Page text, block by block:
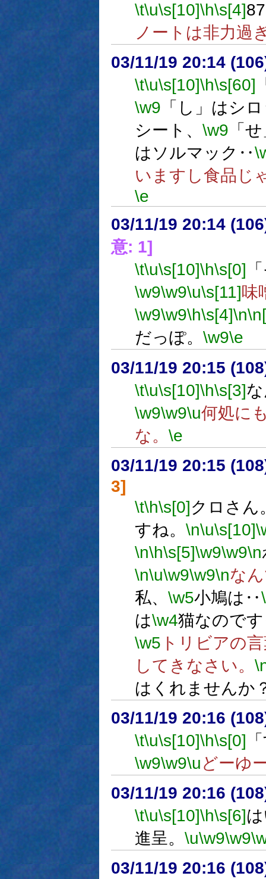
\t\u\s[10]\h\s[4]
ノートは非力過
03/11/19 20:14
\t\u\s[10]\h\s[60]
\w9 「し」はシ
シート、 \w9 「
はソルマック‥
いますし食品じ
\e
03/11/19 20:14
意: 1]
\t\u\s[10]\h\s[0]
\w9\w9\u\s[11]味
\w9\w9\h\s[4]\n
だっぽ。 \w9\e
03/11/19 20:15
\t\u\s[10]\h\s[3]
\w9\w9\u何処に
な。 \e
03/11/19 20:15
3]
\t\h\s[0]クロさん
すね。 \n\u\s[10]
\n\h\s[5]\w9\w9\n
\n\u\w9\w9\nな
私、 \w5小鳩は‥
は\w4猫なので
\w5 トリビアの
してきなさい。
はくれませんか
03/11/19 20:16
\t\u\s[10]\h\s[0]
\w9\w9\uどーゆ
03/11/19 20:16
\t\u\s[10]\h\s[6]
進呈。 \u\w9\w9
03/11/19 20:16